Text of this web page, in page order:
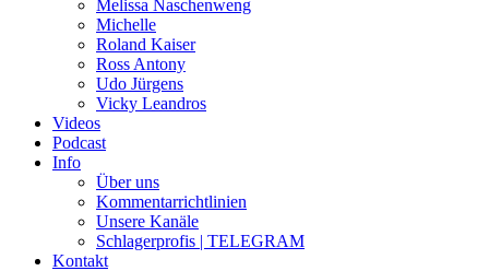
Melissa Naschenweng
Michelle
Roland Kaiser
Ross Antony
Udo Jürgens
Vicky Leandros
Videos
Podcast
Info
Über uns
Kommentarrichtlinien
Unsere Kanäle
Schlagerprofis | TELEGRAM
Kontakt